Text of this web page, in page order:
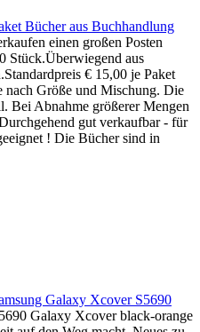
Bücher aus Buchhandlung
einen großen Posten
Stück.Überwiegend aus
€ 15,00 je Paket
nach Größe und Mischung. Die
Bei Abnahme größerer Mengen
gut verkaufbar - für
! Die Bücher sind in
Galaxy Xcover S5690
Galaxy Xcover black-orange